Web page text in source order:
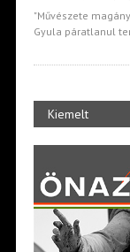
"Művészete
Gyula páratlanul
Kiemelt